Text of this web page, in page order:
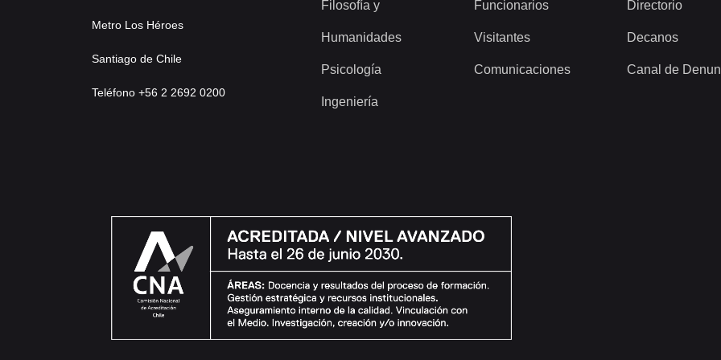
Metro Los Héroes
Santiago de Chile
Teléfono +56 2 2692 0200
Filosofía y
Humanidades
Psicología
Ingeniería
Funcionarios
Visitantes
Comunicaciones
Directorio
Decanos
Canal de